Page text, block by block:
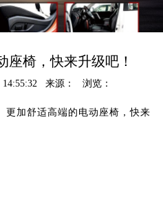
座椅，快来升级吧！
14:55:32 来源： 浏览：
电动座椅，快来